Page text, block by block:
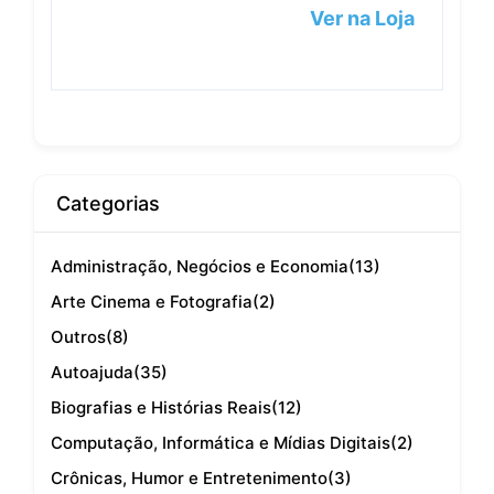
Ver na Loja
Categorias
Administração, Negócios e Economia(13)
Arte Cinema e Fotografia(2)
Outros(8)
Autoajuda(35)
Biografias e Histórias Reais(12)
Computação, Informática e Mídias Digitais(2)
Crônicas, Humor e Entretenimento(3)